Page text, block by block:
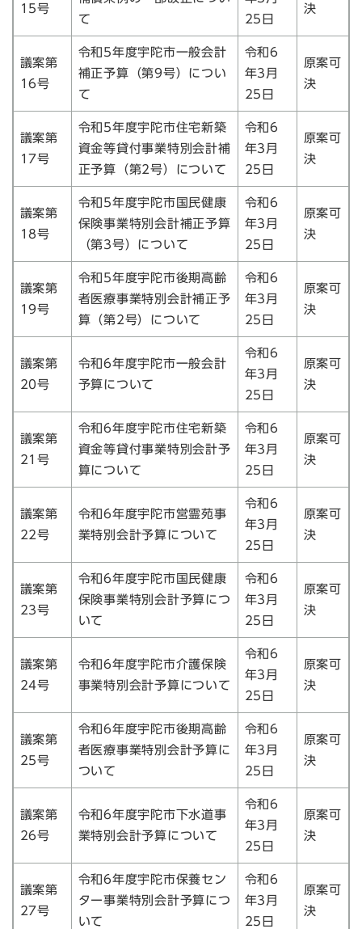
15号
て
25日
決
議案第
16号
令和5年度宇陀市一般会計
補正予算（第9号）につい
て
令和6
年3月
25日
原案可
決
議案第
17号
令和5年度宇陀市住宅新築
資金等貸付事業特別会計補
正予算（第2号）について
令和6
年3月
25日
原案可
決
議案第
18号
令和5年度宇陀市国民健康
保険事業特別会計補正予算
（第3号）について
令和6
年3月
25日
原案可
決
議案第
19号
令和5年度宇陀市後期高齢
者医療事業特別会計補正予
算（第2号）について
令和6
年3月
25日
原案可
決
議案第
20号
令和6年度宇陀市一般会計
予算について
令和6
年3月
25日
原案可
決
議案第
21号
令和6年度宇陀市住宅新築
資金等貸付事業特別会計予
算について
令和6
年3月
25日
原案可
決
議案第
22号
令和6年度宇陀市営霊苑事
業特別会計予算について
令和6
年3月
25日
原案可
決
議案第
23号
令和6年度宇陀市国民健康
保険事業特別会計予算につ
いて
令和6
年3月
25日
原案可
決
議案第
24号
令和6年度宇陀市介護保険
事業特別会計予算について
令和6
年3月
25日
原案可
決
議案第
25号
令和6年度宇陀市後期高齢
者医療事業特別会計予算に
ついて
令和6
年3月
25日
原案可
決
議案第
26号
令和6年度宇陀市下水道事
業特別会計予算について
令和6
年3月
25日
原案可
決
議案第
27号
令和6年度宇陀市保養セン
ター事業特別会計予算につ
いて
令和6
年3月
25日
原案可
決